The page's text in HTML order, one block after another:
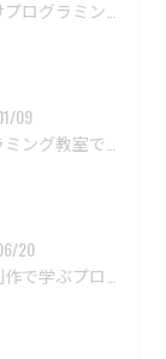
09
20